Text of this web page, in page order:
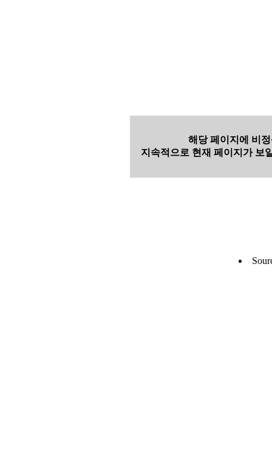
해당 페이지에 비
지속적으로 현재 페이지가 보